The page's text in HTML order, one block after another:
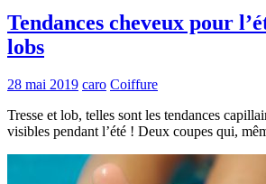
Tendances cheveux pour
lobs
28 mai 2019 caro Coiffure
Tresse et lob, telles sont les tendances
visibles pendant l’été ! Deux coupes qui,